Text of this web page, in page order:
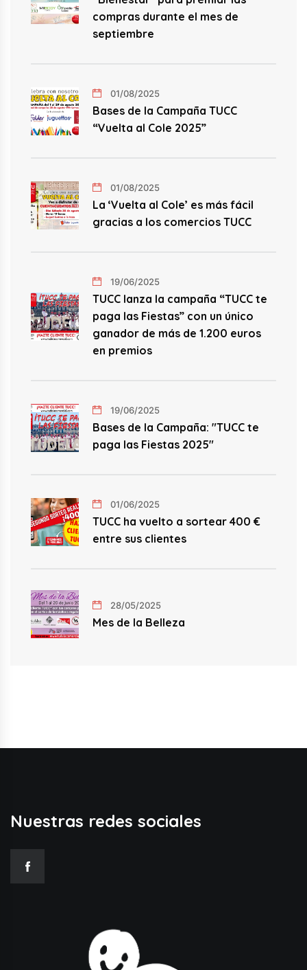
compras durante el mes de
septiembre
01/08/2025
Bases de la Campaña TUCC
“Vuelta al Cole 2025”
01/08/2025
La ‘Vuelta al Cole’ es más fácil
gracias a los comercios TUCC
19/06/2025
TUCC lanza la campaña “TUCC te
paga las Fiestas” con un único
ganador de más de 1.200 euros
en premios
19/06/2025
Bases de la Campaña: "TUCC te
paga las Fiestas 2025"
01/06/2025
TUCC ha vuelto a sortear 400 €
entre sus clientes
28/05/2025
Mes de la Belleza
Nuestras redes sociales